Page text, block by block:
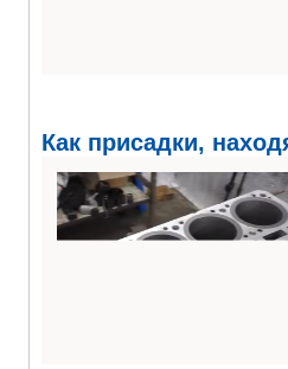
Как присадки,